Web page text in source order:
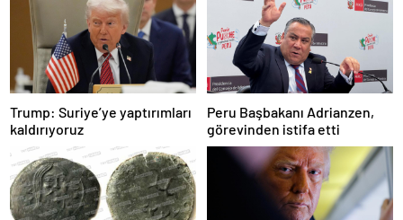
Trump: Suriye’ye yaptırımları
kaldırıyoruz
Peru Başbakanı Adrianzen,
görevinden istifa etti